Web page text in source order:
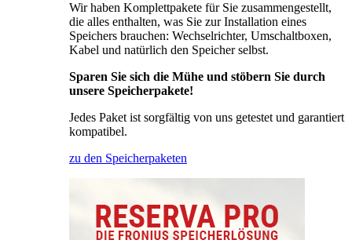
Wir haben Komplettpakete für Sie zusammengestellt,
die alles enthalten, was Sie zur Installation eines
Speichers brauchen: Wechselrichter, Umschaltboxen,
Kabel und natürlich den Speicher selbst.
Sparen Sie sich die Mühe und stöbern Sie durch
unsere Speicherpakete!
Jedes Paket ist sorgfältig von uns getestet und garantiert
kompatibel.
zu den Speicherpaketen